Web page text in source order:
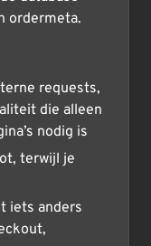
ordermeta.
requests,
die alleen
nodig is
terwijl je
iets anders